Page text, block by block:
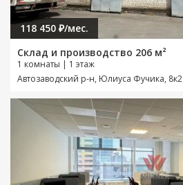
118 450 ₽/мес.
Склад и производство 206 м²
1 комнаты | 1 этаж
Автозаводский р-н, Юлиуса Фучика, 8к2